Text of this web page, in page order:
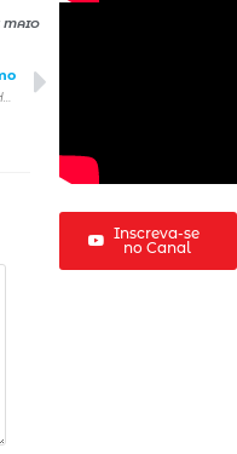
MAIO
Em parceria com a Havanna®, Croasonho lança sabor doce de leite
Inscreva-se
no Canal